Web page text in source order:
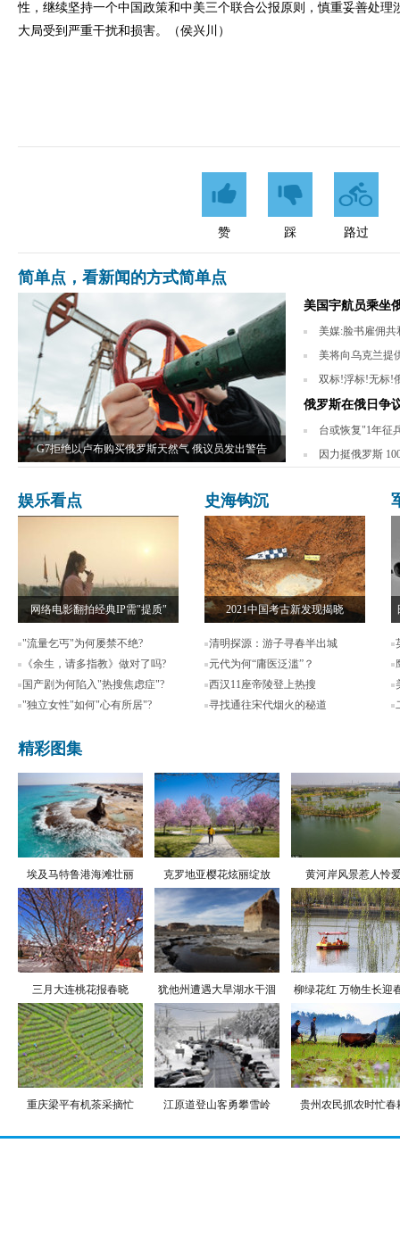
性，继续坚持一个中国政策和中美三个联合公报原则，慎重妥善处理
大局受到严重干扰和损害。（侯兴川）
赞 踩 路过
简单点，看新闻的方式简单点
G7拒绝以卢布购买俄罗斯天然气 俄议员发出警告
美国宇航员乘坐
美媒:脸书雇佣共
美将向乌克兰提
双标!浮标!无标!
俄罗斯在俄日争
台或恢复"1年征
因力挺俄罗斯
娱乐看点
网络电影翻拍经典IP需"提质"
"流量乞丐"为何屡禁不绝?
《余生，请多指教》做对了吗?
国产剧为何陷入"热搜焦虑症"?
"独立女性"如何"心有所居"?
史海钩沉
2021中国考古新发现揭晓
清明探源：游子寻春半出城
元代为何“庸医泛滥”？
西汉11座帝陵登上热搜
寻找通往宋代烟火的秘道
精彩图集
埃及马特鲁港海滩壮丽 克罗地亚樱花炫丽绽放 黄河岸风景惹人怜
三月大连桃花报春晓 犹他州遭遇大旱湖水干涸 柳绿花红 万物生长迎
重庆梁平有机茶采摘忙 江原道登山客勇攀雪岭 贵州农民抓农时忙春